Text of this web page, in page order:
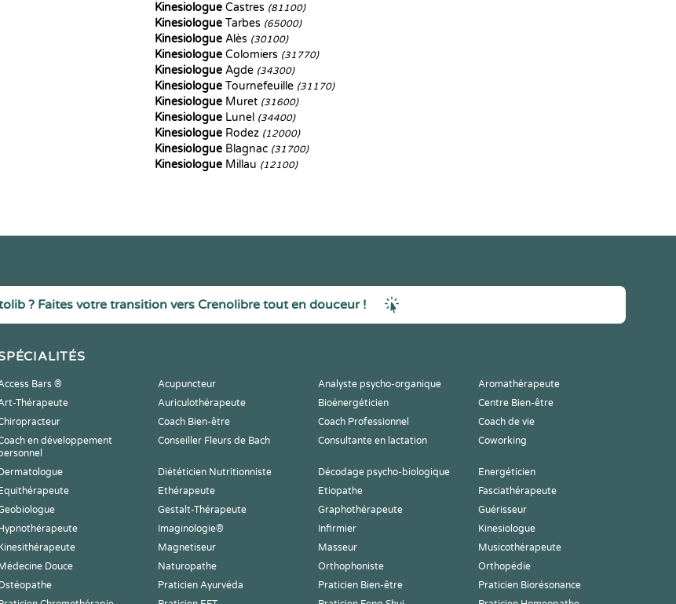
Kinesiologue Castres (81100)
Kinesiologue Tarbes (65000)
Kinesiologue Alès (30100)
Kinesiologue Colomiers (31770)
Kinesiologue Agde (34300)
Kinesiologue Tournefeuille (31170)
Kinesiologue Muret (31600)
Kinesiologue Lunel (34400)
Kinesiologue Rodez (12000)
Kinesiologue Blagnac (31700)
Kinesiologue Millau (12100)
? Faites votre transition vers Crenolibre tout en douceur !
Bars ® Acupuncteur Analyste psycho-organique
Aromathérapeute
Thérapeute
Auriculothérapeute Bioénergéticien
Centre Bien-être
Coach Bien-être Coach Professionnel
Coach de vie
en développement
Conseiller Fleurs de Bach Consultante en lactation Coworking
Dermatologue Diététicien Nutritionniste Décodage psycho-biologique
Energéticien
Equithérapeute
Ethérapeute Etiopathe
Fasciathérapeute
Gestalt-Thérapeute Graphothérapeute
Guérisseur
Hypnothérapeute
Imaginologie® Infirmier
Kinesiologue
Kinesithérapeute
Magnetiseur Masseur
Musicothérapeute
Douce
Naturopathe Orthophoniste
Orthopédie
Praticien Ayurvéda Praticien Bien-être
Praticien Biorésonance